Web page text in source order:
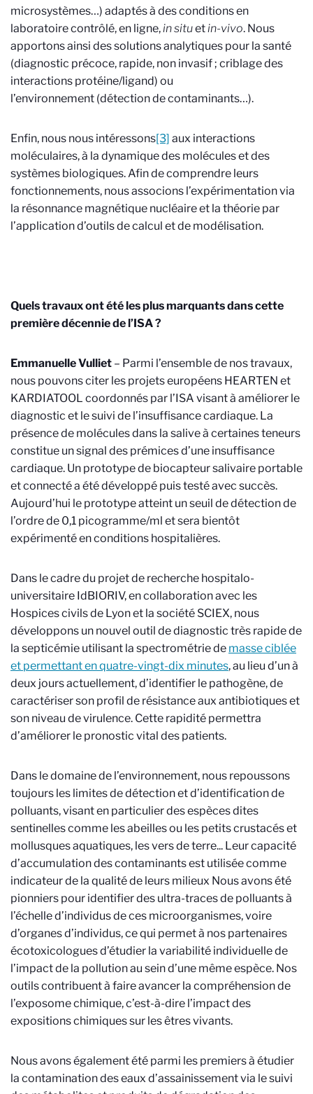
microsystèmes…) adaptés à des conditions en
laboratoire contrôlé, en ligne,in situetin-vivo. Nous
apportons ainsi des solutions analytiques pour la santé
(diagnostic précoce, rapide, non invasif ; criblage des
interactions protéine/ligand) ou
l’environnement (détection de contaminants…).
Enfin, nous nous intéressons[3] aux interactions
moléculaires, à la dynamique des molécules et des
systèmes biologiques. Afin de comprendre leurs
fonctionnements, nous associons l’expérimentation via
la résonnance magnétique nucléaire et la théorie par
l’application d’outils de calcul et de modélisation.
Quels travaux ont été les plus marquants dans cette
première décennie de l’ISA ?
Emmanuelle Vulliet – Parmi l’ensemble de nos travaux,
nous pouvons citer les projets européens HEARTEN et
KARDIATOOL coordonnés par l’ISA visant à améliorer le
diagnostic et le suivi de l’insuffisance cardiaque. La
présence de molécules dans la salive à certaines teneurs
constitue un signal des prémices d’une insuffisance
cardiaque. Un prototype de biocapteur salivaire portable
et connecté a été développé puis testé avec succès.
Aujourd’hui le prototype atteint un seuil de détection de
l’ordre de 0,1 picogramme/ml et sera bientôt
expérimenté en conditions hospitalières.
Dans le cadre du projet de recherche hospitalo-
universitaire IdBIORIV, en collaboration avec les
Hospices civils de Lyon et la société SCIEX, nous
développons un nouvel outil de diagnostic très rapide de
la septicémie utilisant la spectrométrie de masse ciblée
et permettant en quatre-vingt-dix minutes, au lieu d’un à
deux jours actuellement, d’identifier le pathogène, de
caractériser son profil de résistance aux antibiotiques et
son niveau de virulence. Cette rapidité permettra
d’améliorer le pronostic vital des patients.
Dans le domaine de l’environnement, nous repoussons
toujours les limites de détection et d’identification de
polluants, visant en particulier des espèces dites
sentinelles comme les abeilles ou les petits crustacés et
mollusques aquatiques, les vers de terre... Leur capacité
d’accumulation des contaminants est utilisée comme
indicateur de la qualité de leurs milieux Nous avons été
pionniers pour identifier des ultra-traces de polluants à
l’échelle d’individus de ces microorganismes, voire
d’organes d’individus, ce qui permet à nos partenaires
écotoxicologues d’étudier la variabilité individuelle de
l’impact de la pollution au sein d’une même espèce. Nos
outils contribuent à faire avancer la compréhension de
l’exposome chimique, c’est-à-dire l’impact des
expositions chimiques sur les êtres vivants.
Nous avons également été parmi les premiers à étudier
la contamination des eaux d’assainissement via le suivi